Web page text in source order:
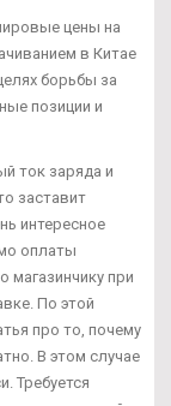
цены на
в Китае
борьбы за
позиции и
ток заряда и
заставит
интересное
оплаты
магазинчику при
По этой
про то, почему
В этом случае
Требуется